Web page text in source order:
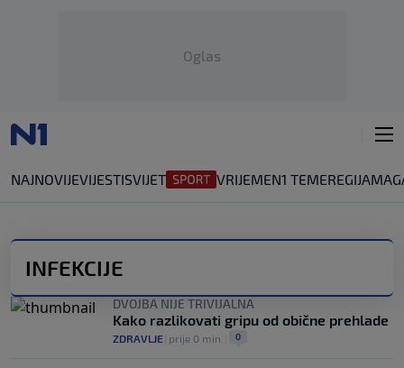
Oglas
NAJNOVIJEVIJESTISVIJET VRIJEMEN1 TEMEREGIJA
INFEKCIJE
DVOJBA NIJE TRIVIJALNA
Kako razlikovati gripu od obične prehlade
ZDRAVLJE prije 0 min. 0